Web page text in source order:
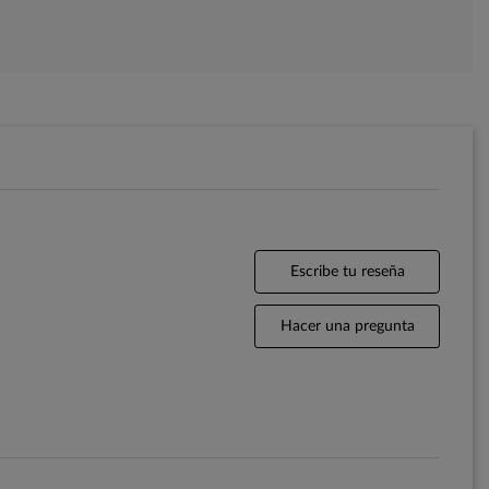
Escribe tu reseña
Hacer una pregunta